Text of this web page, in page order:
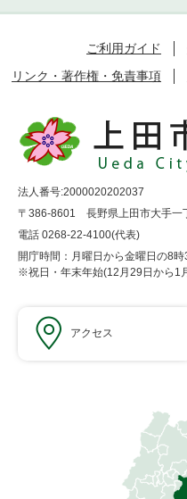
ご利用ガイド
リンク・著作権・免責事項
法人番号:2000020202037
〒386-8601 長野県上田市大手一
電話 0268-22-4100(代表)
開庁時間：月曜日から金曜日の8
※祝日・年末年始(12月29日から1
アクセス